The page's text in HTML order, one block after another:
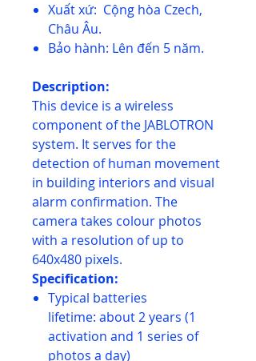
Xuất xứ: Cộng hòa Czech,
Châu Âu.
Bảo hành: Lên đến 5 năm.
Description:
This device is a wireless
component of the JABLOTRON
system. It serves for the
detection of human movement
in building interiors and visual
alarm confirmation. The
camera takes colour photos
with a resolution of up to
640x480 pixels.
Specification:
Typical batteries
lifetime: about 2 years (1
activation and 1 series of
photos a day)